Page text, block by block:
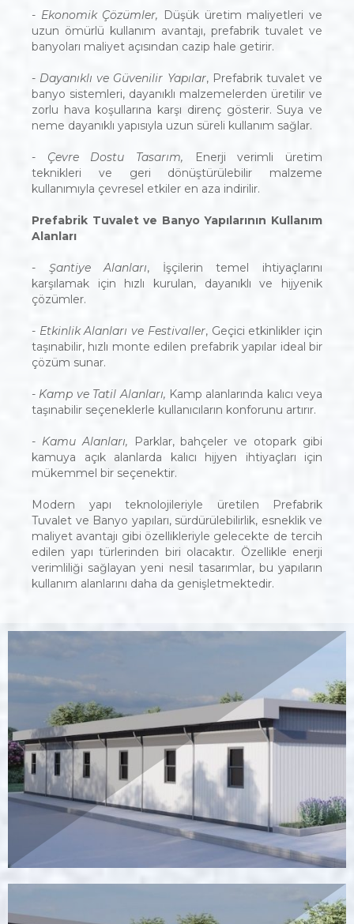
- Ekonomik Çözümler, Düşük üretim maliyetleri ve
uzun ömürlü kullanım avantajı, prefabrik tuvalet ve
banyoları maliyet açısından cazip hale getirir.
- Dayanıklı ve Güvenilir Yapılar, Prefabrik tuvalet ve
banyo sistemleri, dayanıklı malzemelerden üretilir ve
zorlu hava koşullarına karşı direnç gösterir. Suya ve
neme dayanıklı yapısıyla uzun süreli kullanım sağlar.
- Çevre Dostu Tasarım, Enerji verimli üretim
teknikleri ve geri dönüştürülebilir malzeme
kullanımıyla çevresel etkiler en aza indirilir.
Prefabrik Tuvalet ve Banyo Yapılarının Kullanım
Alanları
- Şantiye Alanları, İşçilerin temel ihtiyaçlarını
karşılamak için hızlı kurulan, dayanıklı ve hijyenik
çözümler.
- Etkinlik Alanları ve Festivaller, Geçici etkinlikler için
taşınabilir, hızlı monte edilen prefabrik yapılar ideal bir
çözüm sunar.
- Kamp ve Tatil Alanları, Kamp alanlarında kalıcı veya
taşınabilir seçeneklerle kullanıcıların konforunu artırır.
- Kamu Alanları, Parklar, bahçeler ve otopark gibi
kamuya açık alanlarda kalıcı hijyen ihtiyaçları için
mükemmel bir seçenektir.
Modern yapı teknolojileriyle üretilen Prefabrik
Tuvalet ve Banyo yapıları, sürdürülebilirlik, esneklik ve
maliyet avantajı gibi özellikleriyle gelecekte de tercih
edilen yapı türlerinden biri olacaktır. Özellikle enerji
verimliliği sağlayan yeni nesil tasarımlar, bu yapıların
kullanım alanlarını daha da genişletmektedir.